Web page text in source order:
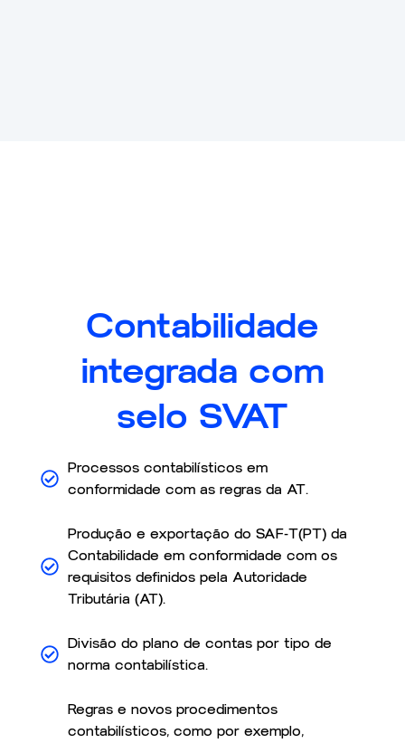
Contabilidade
integrada com
selo SVAT
Processos contabilísticos em
conformidade com as regras da AT.
Produção e exportação do SAF-T(PT) da
Contabilidade em conformidade com os
requisitos definidos pela Autoridade
Tributária (AT).
Divisão do plano de contas por tipo de
norma contabilística.
Regras e novos procedimentos
contabilísticos, como por exemplo,